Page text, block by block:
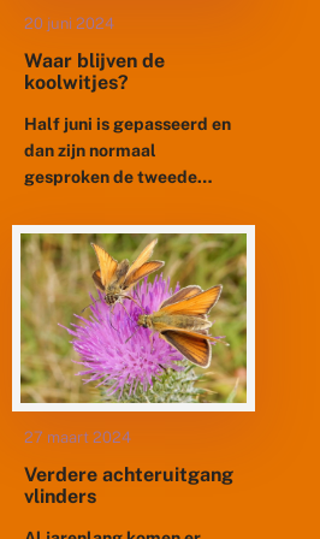
20 juni 2024
Waar blijven de
koolwitjes?
Half juni is gepasseerd en
dan zijn normaal
gesproken de tweede
koolwitjes volop aanwezig.
Nu worden er nog maar erg
weinig gemeld...
27 maart 2024
Verdere achteruitgang
vlinders